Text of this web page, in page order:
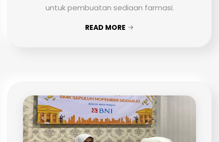
untuk pembuatan sediaan farmasi.
READ MORE